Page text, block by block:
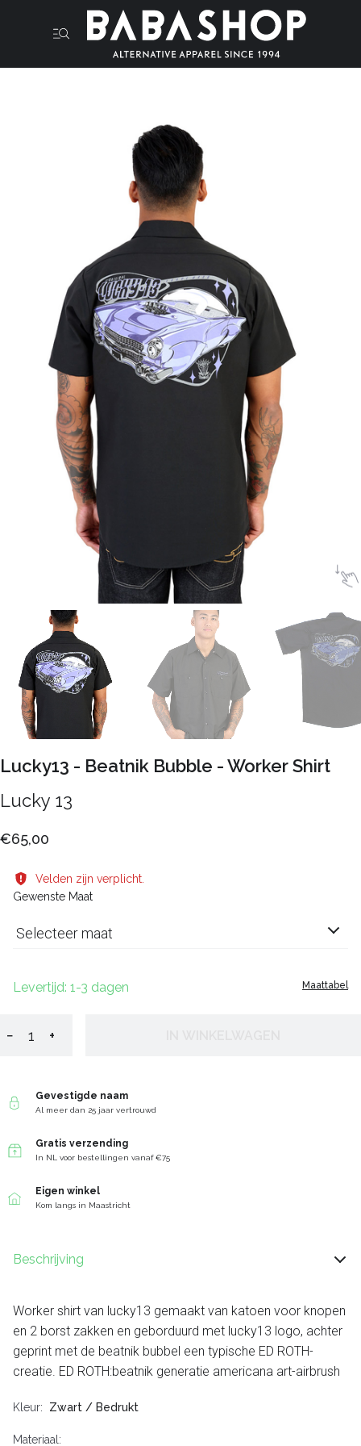
Lucky13 - Beatnik Bubble - Worker Shirt
Lucky 13
€65,00
Velden zijn verplicht.
Gewenste Maat
Selecteer maat
Maattabel
Levertijd: 1-3 dagen
− +
Gevestigde naam
Al meer dan 25 jaar vertrouwd
Gratis verzending
In NL voor bestellingen vanaf €75
Eigen winkel
Kom langs in Maastricht
Beschrijving
Worker shirt van lucky13 gemaakt van katoen voor knopen
en 2 borst zakken en geborduurd met lucky13 logo, achter
geprint met de beatnik bubbel een typische ED ROTH-
creatie. ED ROTH:beatnik generatie americana art-airbrush
Kleur Zwart / Bedrukt
Materiaal